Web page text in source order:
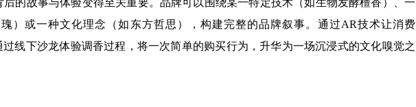
的故事与体验变得至关重要。品牌可以围绕某一特定技术（如生物发酵檀香）、一
）或一种文化理念（如东方哲思），构建完整的品牌叙事。通过AR技术让消费
线下沙龙体验调香过程，将一次简单的购买行为，升华为一场沉浸式的文化嗅觉之